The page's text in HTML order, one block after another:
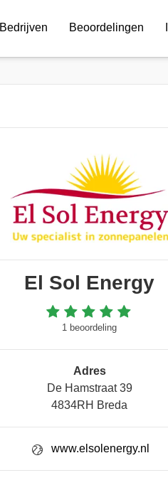
Bedrijven Beoordelingen
El Sol Energy
1 beoordeling
Adres
De Hamstraat 39
4834RH Breda
www.elsolenergy.nl